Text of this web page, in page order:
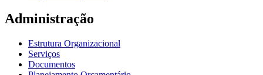
Administração
Estrutura Organizacional
Serviços
Documentos